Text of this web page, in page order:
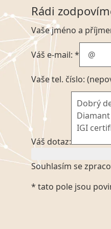
Rádi
Vaše jméno a
Váš e-mail: *
Vaše tel. číslo:
Váš dotaz:
Souhlasím se
Kliknutím na výše
platném znění
* tato pole jsou